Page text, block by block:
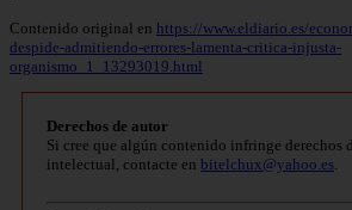
Contenido original en https://www.eldiario.es/
despide-admitiendo-errores-lamenta-critica-injusta-
organismo_1_13293019.html
Derechos de autor
Si cree que algún contenido infringe derechos
intelectual, contacte en bitelchux@yahoo.es.